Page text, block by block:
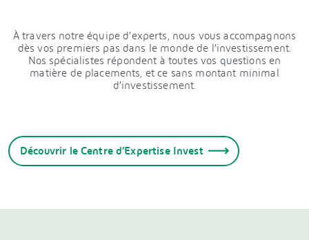
À travers notre équipe d’experts, nous vous accompagnons
dès vos premiers pas dans le monde de l’investissement.
Nos spécialistes répondent à toutes vos questions en
matière de placements, et ce sans montant minimal
d’investissement.
Découvrir le Centre d’Expertise Invest